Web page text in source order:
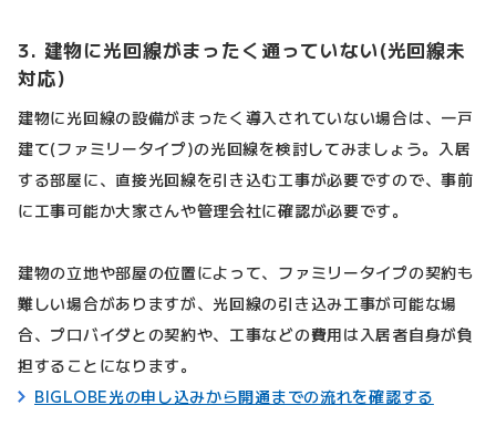
3. 建物に光回線がまったく通っていない(光回線未
対応)
建物に光回線の設備がまったく導入されていない場合は、一戸
建て(ファミリータイプ)の光回線を検討してみましょう。入居
する部屋に、直接光回線を引き込む工事が必要ですので、事前
に工事可能か大家さんや管理会社に確認が必要です。
建物の立地や部屋の位置によって、ファミリータイプの契約も
難しい場合がありますが、光回線の引き込み工事が可能な場
合、プロバイダとの契約や、工事などの費用は入居者自身が負
担することになります。
BIGLOBE光の申し込みから開通までの流れを確認する